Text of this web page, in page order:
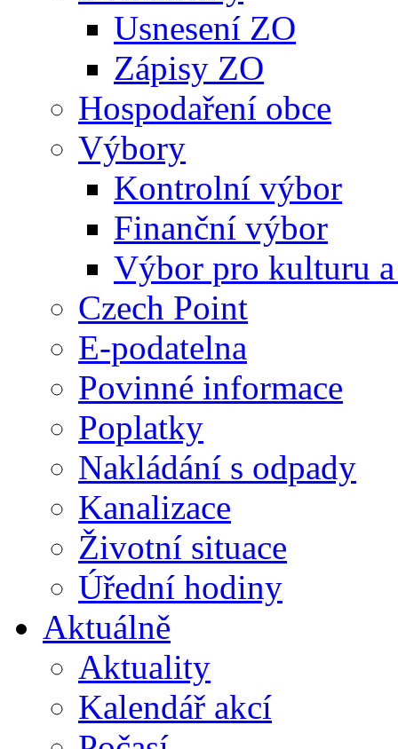
Usnesení ZO
Zápisy ZO
Hospodaření obce
Výbory
Kontrolní výbor
Finanční výbor
Výbor pro kulturu
Czech Point
E-podatelna
Povinné informace
Poplatky
Nakládání s odpady
Kanalizace
Životní situace
Úřední hodiny
Aktuálně
Aktuality
Kalendář akcí